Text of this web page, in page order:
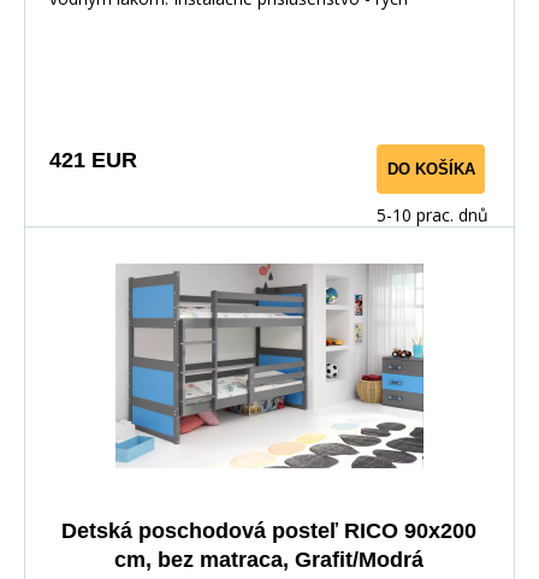
421 EUR DO KOŠÍKA
5-10 prac. dnů
Detská poschodová posteľ RICO 90x200
cm, bez matraca, Grafit/Modrá